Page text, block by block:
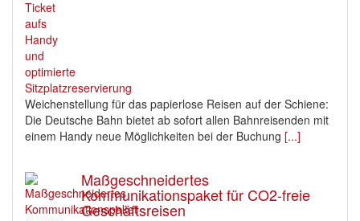
Weichenstellung für das papierlose Reisen auf der Schiene:
Die Deutsche Bahn bietet ab sofort allen Bahnreisenden mit
einem Handy neue Möglichkeiten bei der Buchung [...]
Maßgeschneidertes
Kommunikationspaket für CO2-freie
Geschäftsreisen